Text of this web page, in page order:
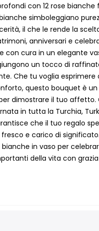
con 12 rose bianche
simboleggiano
il che le rende la
anniversari e
con cura in un elegante
un tocco di
Che tu voglia esprimere
questo bouquet è
dimostrare il tuo affetto.
in tutta la Turchia,
che il tuo regalo
e carico di
bianche in vaso per
della vita con